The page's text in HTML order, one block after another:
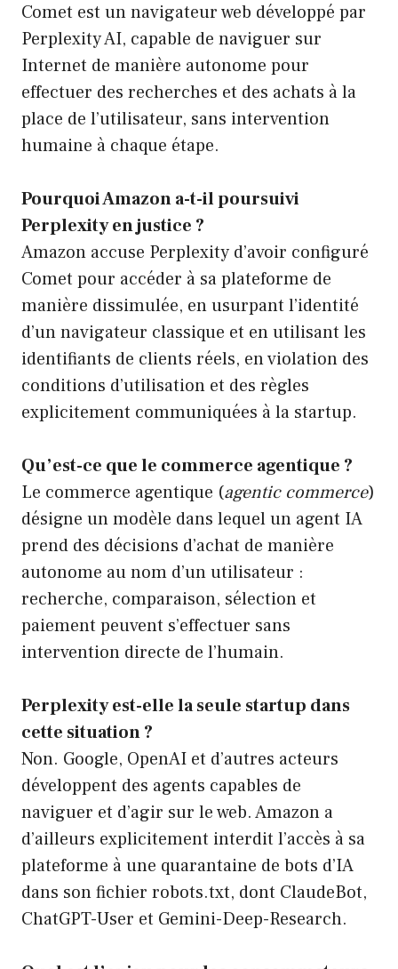
Comet est un navigateur web développé par
Perplexity AI, capable de naviguer sur
Internet de manière autonome pour
effectuer des recherches et des achats à la
place de l’utilisateur, sans intervention
humaine à chaque étape.
Pourquoi Amazon a-t-il poursuivi
Perplexity en justice ?
Amazon accuse Perplexity d’avoir configuré
Comet pour accéder à sa plateforme de
manière dissimulée, en usurpant l’identité
d’un navigateur classique et en utilisant les
identifiants de clients réels, en violation des
conditions d’utilisation et des règles
explicitement communiquées à la startup.
Qu’est-ce que le commerce agentique ?
Le commerce agentique (agentic commerce)
désigne un modèle dans lequel un agent IA
prend des décisions d’achat de manière
autonome au nom d’un utilisateur :
recherche, comparaison, sélection et
paiement peuvent s’effectuer sans
intervention directe de l’humain.
Perplexity est-elle la seule startup dans
cette situation ?
Non. Google, OpenAI et d’autres acteurs
développent des agents capables de
naviguer et d’agir sur le web. Amazon a
d’ailleurs explicitement interdit l’accès à sa
plateforme à une quarantaine de bots d’IA
dans son fichier robots.txt, dont ClaudeBot,
ChatGPT-User et Gemini-Deep-Research.